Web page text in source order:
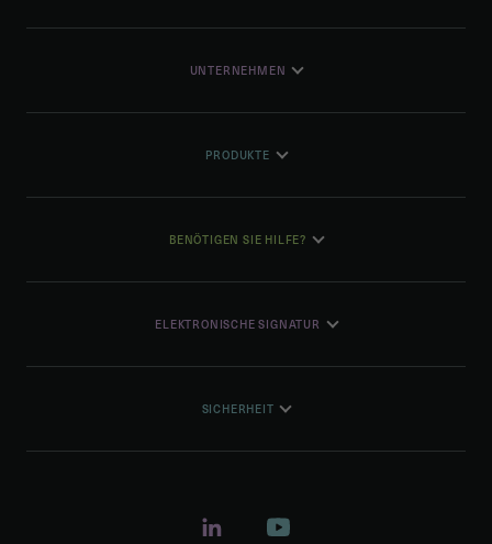
UNTERNEHMEN
PRODUKTE
BENÖTIGEN SIE HILFE?
ELEKTRONISCHE SIGNATUR
SICHERHEIT